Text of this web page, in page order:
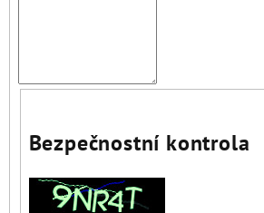
Bezpečnostní kontrola